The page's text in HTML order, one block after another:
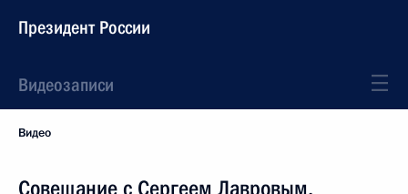
Президент России
Видеозаписи
Видео
Совещание с Сергеем Лавровым,